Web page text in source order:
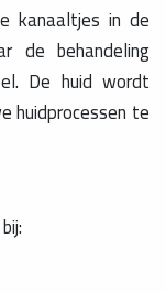
kanaaltjes in de
de behandeling
De huid wordt
huidprocessen te